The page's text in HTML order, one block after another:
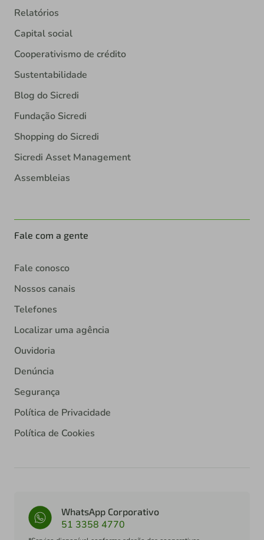
Relatórios
Capital social
Cooperativismo de crédito
Sustentabilidade
Blog do Sicredi
Fundação Sicredi
Shopping do Sicredi
Sicredi Asset Management
Assembleias
Fale com a gente
Fale conosco
Nossos canais
Telefones
Localizar uma agência
Ouvidoria
Denúncia
Segurança
Política de Privacidade
Política de Cookies
WhatsApp Corporativo
51 3358 4770